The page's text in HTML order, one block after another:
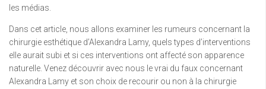
les médias.
Dans cet article, nous allons examiner les rumeurs concernant la
chirurgie esthétique d’Alexandra Lamy, quels types d’interventions
elle aurait subi et si ces interventions ont affecté son apparence
naturelle. Venez découvrir avec nous le vrai du faux concernant
Alexandra Lamy et son choix de recourir ou non à la chirurgie